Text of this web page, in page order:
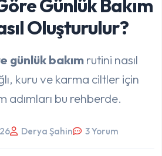
Günlük Bakım
Oluşturulur?
günlük bakımrutini nasıl
kuru ve karma ciltler için
adımları bu rehberde.
Derya Şahin 3 Yorum